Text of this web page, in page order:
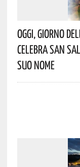
Oggi, Giorno
Celebra San
Suo Nome